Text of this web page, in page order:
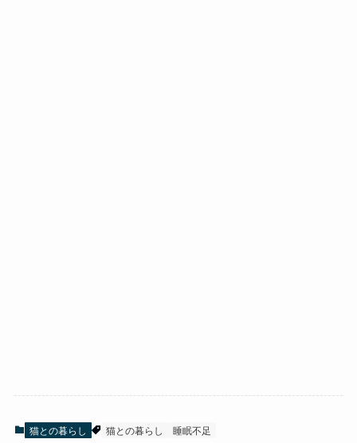
猫との暮らし 猫との暮らし 睡眠不足